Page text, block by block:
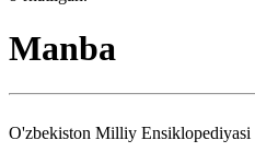
Manba
O'zbekiston Milliy Ensiklopediyasi